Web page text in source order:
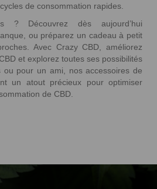
de consommation rapides.
? Découvrez dès aujourd’hui
ou préparez un cadeau à petit
Avec Crazy CBD, améliorez
et explorez toutes ses possibilités
pour un ami, nos accessoires de
un atout précieux pour optimiser
de CBD.